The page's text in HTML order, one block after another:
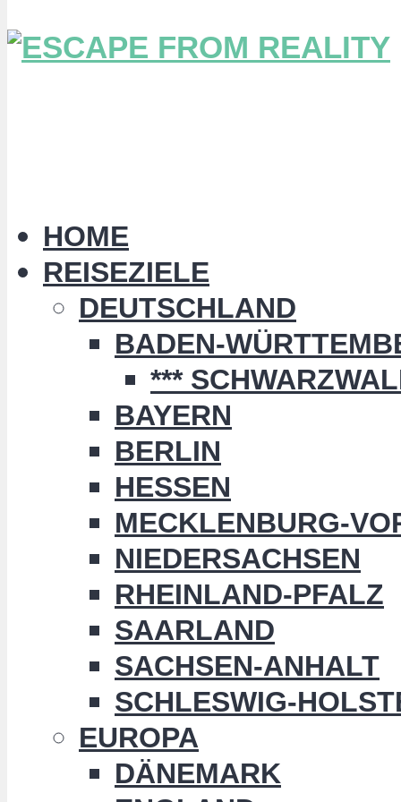
HOME
REISEZIELE
DEUTSCHLAND
BADEN-
***
BAYERN
BERLIN
HESSEN
MECKLENBURG-
NIEDERSACHSEN
RHEINLAND-PFALZ
SAARLAND
SACHSEN-ANHALT
SCHLESWIG-
EUROPA
DÄNEMARK